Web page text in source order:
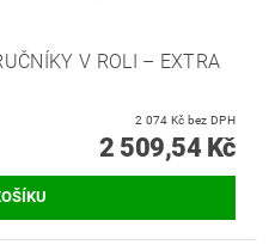
V ROLI – EXTRA
2 074 Kč bez DPH
2 509,54 Kč